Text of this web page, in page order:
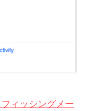
ィッシングメー